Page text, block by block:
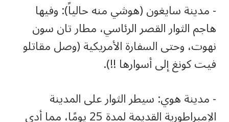
‏- مدينة سايغون (هوشي منه حالياً): وفيها
هاجم الثوار القصر الرئاسي، مطار تان سون
نهوت، وحتى السفارة الأمريكية (وصل مقاتلو
فيت كونغ إلى أسوارها !!).
‏- مدينة هوي: سيطر الثوار على المدينة
الإمبراطورية القديمة لمدة 25 يومًا، مما أدى